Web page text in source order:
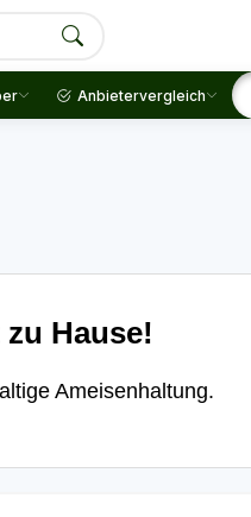
Anbietervergleich
Hause!
Ameisenhaltung.